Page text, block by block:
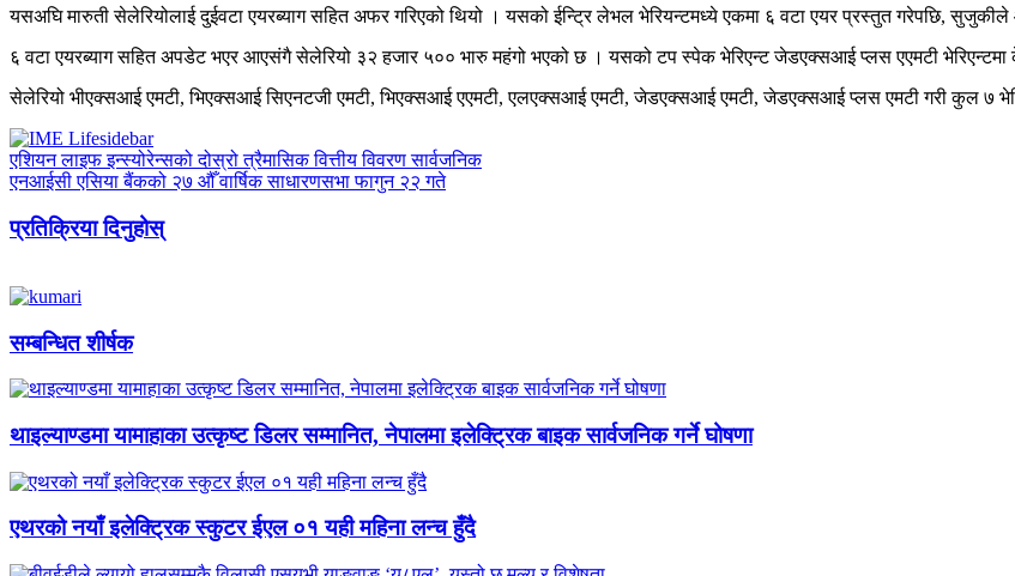
यसअघि मारुती सेलेरियोलाई दुईवटा एयरब्याग सहित अफर गरिएको थियो । यसको ईन्ट्रि लेभल भेरियन्टमध्ये एकमा ६ वटा एयर प्रस्तुत गरेपछि,
६ वटा एयरब्याग सहित अपडेट भएर आएसंगै सेलेरियो ३२ हजार ५०० भारु महंगो भएको छ । यसको टप स्पेक भेरिएन्ट जेडएक्सआई प्लस एएमटी भेरिएन्टमा
सेलेरियो भीएक्सआई एमटी, भिएक्सआई सिएनटजी एमटी, भिएक्सआई एएमटी, एलएक्सआई एमटी, जेडएक्सआई एमटी, जेडएक्सआई प्लस एमटी गरी कुल ७
एशियन लाइफ इन्स्योरेन्सको दोस्रो त्रैमासिक वित्तीय विवरण सार्वजनिक
एनआईसी एसिया बैंकको २७ औँ वार्षिक साधारणसभा फागुन २२ गते
प्रतिक्रिया दिनुहोस्
सम्बन्धित शीर्षक
थाइल्याण्डमा यामाहाका उत्कृष्ट डिलर सम्मानित, नेपालमा इलेक्ट्रिक बाइक सार्वजनिक गर्ने घोषणा
एथरको नयाँ इलेक्ट्रिक स्कुटर ईएल ०१ यही महिना लन्च हुँदै